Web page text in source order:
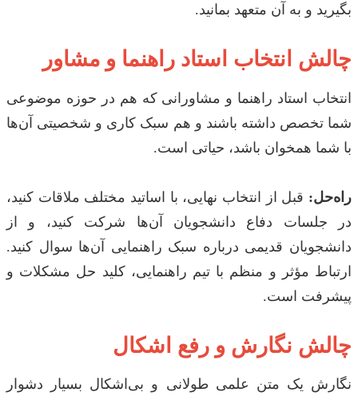
بگیرید و به آن متعهد بمانید.
چالش انتخاب استاد راهنما و مشاور
انتخاب استاد راهنما و مشاورانی که هم در حوزه موضوعی
شما تخصص داشته باشند و هم سبک کاری و شخصیتی آن‌ها
با شما همخوان باشد، حیاتی است.
راه‌حل: قبل از انتخاب نهایی، با اساتید مختلف ملاقات کنید،
در جلسات دفاع دانشجویان آن‌ها شرکت کنید، و از
دانشجویان قدیمی درباره سبک راهنمایی آن‌ها سوال کنید.
ارتباط مؤثر و منظم با تیم راهنمایی، کلید حل مشکلات و
پیشرفت است.
چالش نگارش و رفع اشکال
نگارش یک متن علمی طولانی و بی‌اشکال بسیار دشوار